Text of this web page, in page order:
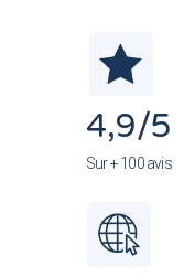
4,9/5
Sur + 100 avis